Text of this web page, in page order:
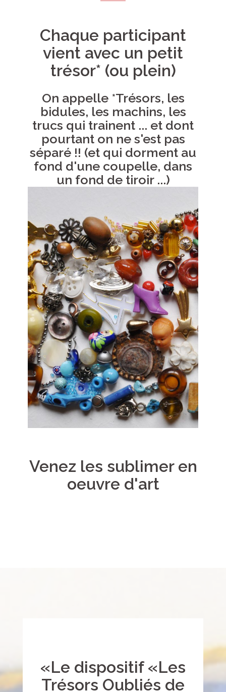
Chaque participant
vient avec un petit
trésor* (ou plein)
On appelle *Trésors, les
bidules, les machins, les
trucs qui trainent ... et dont
pourtant on ne s'est pas
séparé !! (et qui dorment au
fond d'une coupelle, dans
un fond de tiroir ...)
Venez les sublimer en
oeuvre d'art
«Le dispositif «Les
Trésors Oubliés de